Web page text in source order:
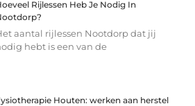
Rijlessen Heb Je Nodig In
aantal rijlessen Nootdorp dat jij
hebt is een van de
Houten: werken aan herstel